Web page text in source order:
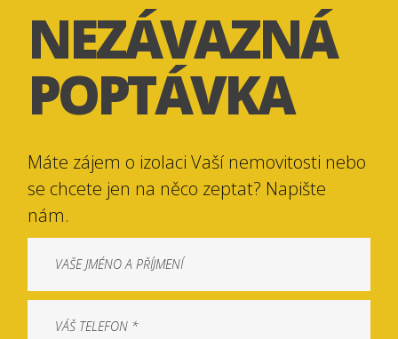
NEZÁVAZNÁ
POPTÁVKA
Máte zájem o izolaci Vaší nemovitosti nebo
se chcete jen na něco zeptat? Napište
nám.